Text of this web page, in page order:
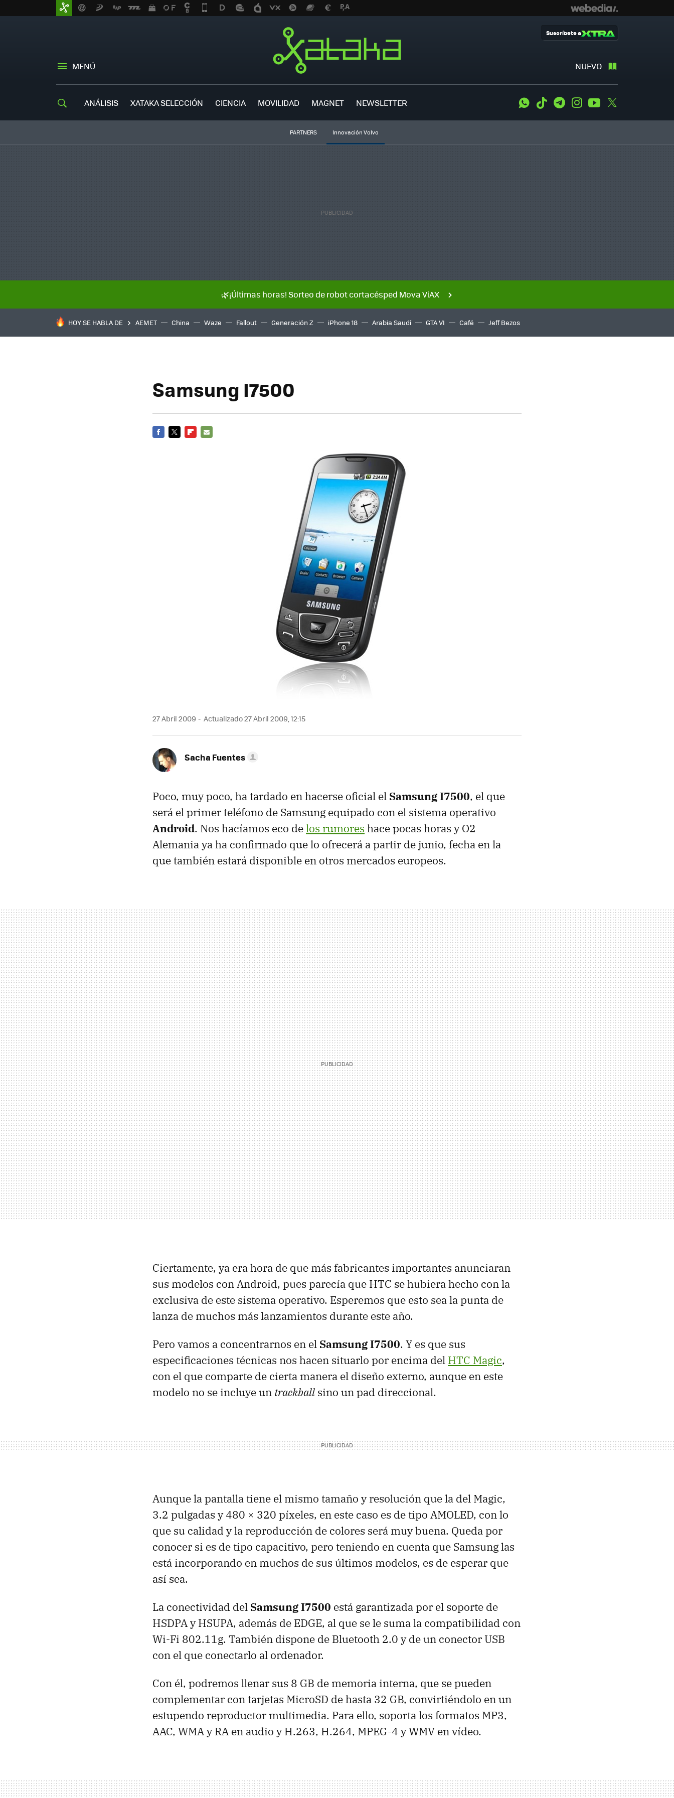
MENÚ NUEVO
Suscríbete a
ANÁLISIS XATAKA SELECCIÓN CIENCIA MOVILIDAD MAGNET NEWSLETTER WhatsApp
Tiktok TelegramInstagramYoutube
PARTNERS Innovación Volvo
🌿¡Últimas horas! Sorteo de robot cortacésped Mova ViAX
HOY SE HABLA DE AEMET China Waze Fallout Generación Z iPhone 18 Arabia Saudí GTA VI Café Jeff Bezos
Samsung I7500
27 Abril 2009 Actualizado 27 Abril 2009, 12:15
Sacha Fuentes
Poco, muy poco, ha tardado en hacerse oficial el Samsung I7500, el que
será el primer teléfono de Samsung equipado con el sistema operativo
Android. Nos hacíamos eco delos rumores hace pocas horas y O2
Alemania ya ha confirmado que lo ofrecerá a partir de junio, fecha en la
que también estará disponible en otros mercados europeos.
Ciertamente, ya era hora de que más fabricantes importantes anunciaran
sus modelos con Android, pues parecía que HTC se hubiera hecho con la
exclusiva de este sistema operativo. Esperemos que esto sea la punta de
lanza de muchos más lanzamientos durante este año.
Pero vamos a concentrarnos en el Samsung I7500. Y es que sus
especificaciones técnicas nos hacen situarlo por encima del HTC Magic,
con el que comparte de cierta manera el diseño externo, aunque en este
modelo no se incluye un trackball sino un pad direccional.
Aunque la pantalla tiene el mismo tamaño y resolución que la del Magic,
3.2 pulgadas y 480 × 320 píxeles, en este caso es de tipo AMOLED, con lo
que su calidad y la reproducción de colores será muy buena. Queda por
conocer si es de tipo capacitivo, pero teniendo en cuenta que Samsung las
está incorporando en muchos de sus últimos modelos, es de esperar que
así sea.
La conectividad del Samsung I7500 está garantizada por el soporte de
HSDPAyHSUPA, además de EDGE, al que se le suma la compatibilidad con
Wi-Fi 802.11g. También dispone de Bluetooth 2.0 y de un conector USB
con el que conectarlo al ordenador.
Con él, podremos llenar sus 8 GB de memoria interna, que se pueden
complementar con tarjetas MicroSD de hasta 32 GB, convirtiéndolo en un
estupendo reproductor multimedia. Para ello, soporta los formatos MP3,
AAC, WMAy RA en audio y H.263, H.264, MPEG-4 yWMV en vídeo.